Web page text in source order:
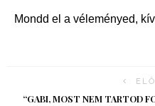
Mondd el a véleményed,
“GABI, MOST NEM TARTOD